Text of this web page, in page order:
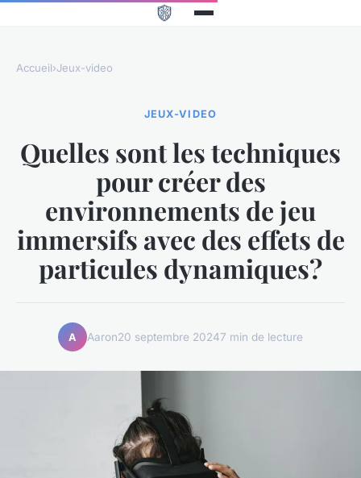
Accueil›Jeux-video
JEUX-VIDEO
Quelles sont les techniques
pour créer des
environnements de jeu
immersifs avec des effets de
particules dynamiques?
A Aaron20 septembre 20247 min de lecture